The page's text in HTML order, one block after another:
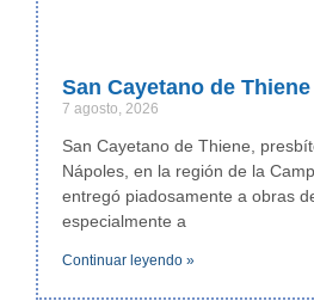
San Cayetano de Thiene
7 agosto, 2026
San Cayetano de Thiene,
Nápoles, en la región de la
entregó piadosamente a obras
especialmente a
Continuar leyendo »